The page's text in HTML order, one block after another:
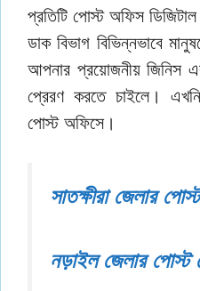
প্রতিটি পোস্ট অফিস
ডাক বিভাগ বিভিন্নভাবে
আপনার প্রয়োজনীয় জিনিস
প্রেরণ করতে চাইলে।
পোস্ট অফিসে।
সাতক্ষীরা জেলার
নড়াইল জেলার